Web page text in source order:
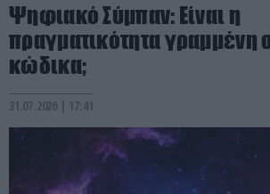
Ψηφιακό Σύμπαν: Είναι η
πραγματικότητα γραμμένη
κώδικα;
31.07.2026 | 17:41